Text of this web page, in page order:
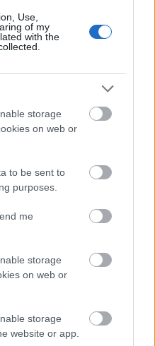
Use,
of my
with the
storage
on web or
to be sent to
purposes.
me
storage
on web or
storage
website or app.